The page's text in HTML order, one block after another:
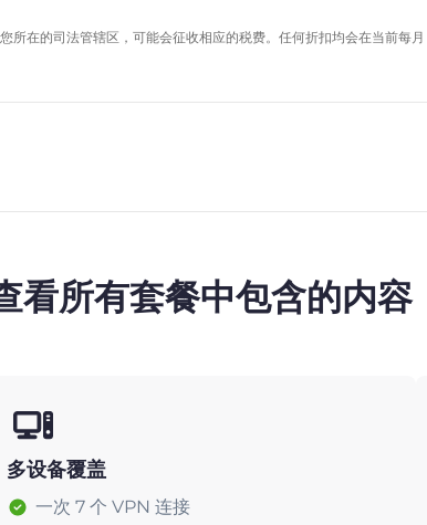
所在的司法管辖区，可能会征收相应的税费。任何折扣均会在当前每月
看所有套餐中包含的内容
多设备覆盖
一次 7 个 VPN 连接